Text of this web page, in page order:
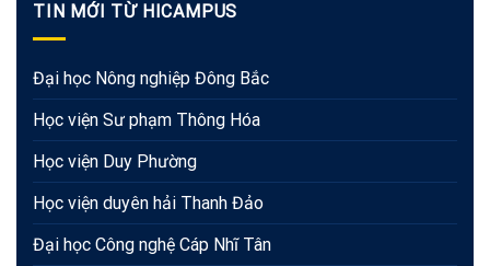
TIN MỚI TỪ HICAMPUS
Đại học Nông nghiệp Đông Bắc
Học viện Sư phạm Thông Hóa
Học viện Duy Phường
Học viện duyên hải Thanh Đảo
Đại học Công nghệ Cáp Nhĩ Tân